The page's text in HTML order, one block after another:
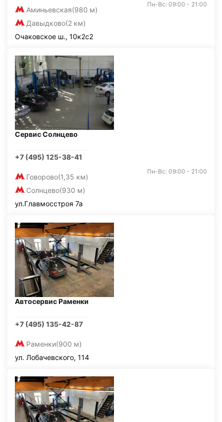
Аминьевская(980 м)
Давыдково(2 км)
Пн-Вс: 09:00 - 21:00
Очаковское ш., 10к2с2
Сервис Солнцево
+7 (495) 125-38-41
Говорово(1,35 км)
Солнцево(930 м)
Пн-Вс: 09:00 - 21:00
ул.Главмосстроя 7а
Автосервис Раменки
+7 (495) 135-42-87
Раменки(900 м)
ул. Лобачевского, 114